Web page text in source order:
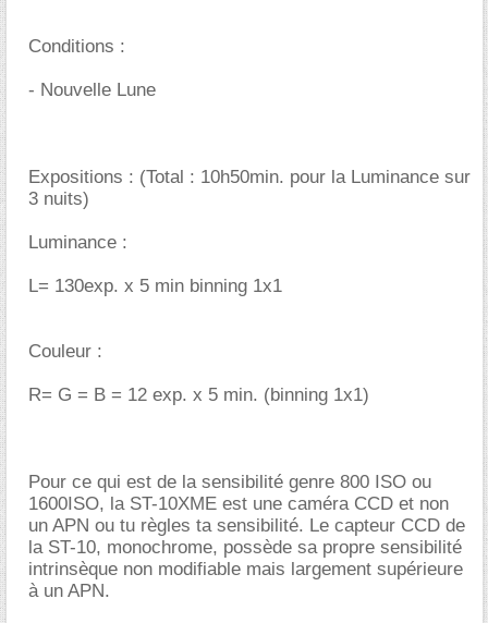
Conditions :
- Nouvelle Lune
Expositions : (Total : 10h50min. pour la Luminance sur
3 nuits)
Luminance :
L= 130exp. x 5 min binning 1x1
Couleur :
R= G = B = 12 exp. x 5 min. (binning 1x1)
Pour ce qui est de la sensibilité genre 800 ISO ou
1600ISO, la ST-10XME est une caméra CCD et non
un APN ou tu règles ta sensibilité. Le capteur CCD de
la ST-10, monochrome, possède sa propre sensibilité
intrinsèque non modifiable mais largement supérieure
à un APN.